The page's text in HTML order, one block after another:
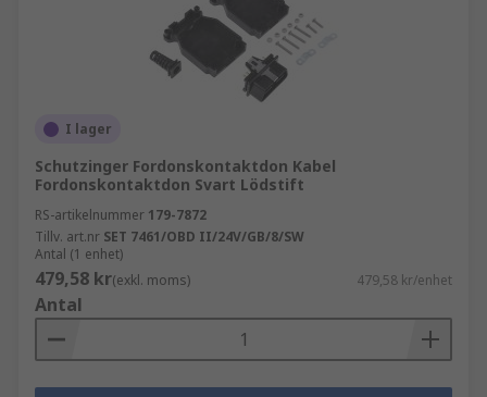
I lager
Schutzinger Fordonskontaktdon Kabel
Fordonskontaktdon Svart Lödstift
RS-artikelnummer 179-7872
Tillv. art.nr SET 7461/OBD II/24V/GB/8/SW
Antal (1 enhet)
479,58 kr(exkl. moms) 479,58 kr/enhet
Antal